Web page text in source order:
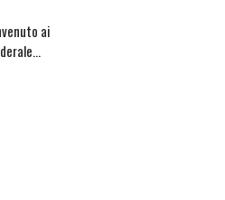
ai